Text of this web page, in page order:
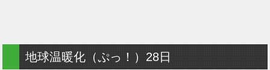
地球温暖化（ぷっ！）28日